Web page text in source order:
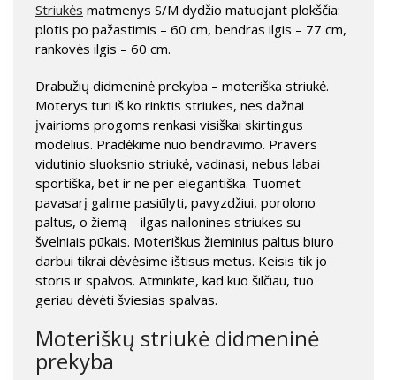
Striukės matmenys S/M dydžio matuojant plokščia:
plotis po pažastimis – 60 cm, bendras ilgis – 77 cm,
rankovės ilgis – 60 cm.
Drabužių didmeninė prekyba – moteriška striukė.
Moterys turi iš ko rinktis striukes, nes dažnai
įvairioms progoms renkasi visiškai skirtingus
modelius. Pradėkime nuo bendravimo. Pravers
vidutinio sluoksnio striukė, vadinasi, nebus labai
sportiška, bet ir ne per elegantiška. Tuomet
pavasarį galime pasiūlyti, pavyzdžiui, porolono
paltus, o žiemą – ilgas nailonines striukes su
švelniais pūkais. Moteriškus žieminius paltus biuro
darbui tikrai dėvėsime ištisus metus. Keisis tik jo
storis ir spalvos. Atminkite, kad kuo šilčiau, tuo
geriau dėvėti šviesias spalvas.
Moteriškų striukė didmeninė
prekyba